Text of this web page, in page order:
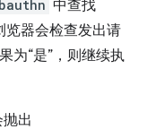
中查找
览器会检查发出请
为“是”，则继续执
出